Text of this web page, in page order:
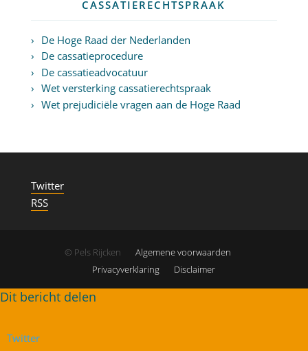
CASSATIERECHTSPRAAK
De Hoge Raad der Nederlanden
De cassatieprocedure
De cassatieadvocatuur
Wet versterking cassatierechtspraak
Wet prejudiciële vragen aan de Hoge Raad
Twitter
RSS
© Pels Rijcken
Algemene voorwaarden
Privacyverklaring
Disclaimer
Twitter